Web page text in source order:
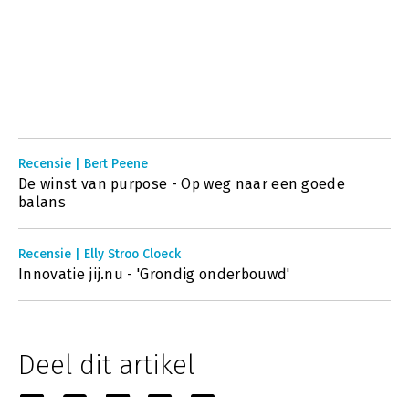
Recensie | Bert Peene
De winst van purpose - Op weg naar een goede
balans
Recensie | Elly Stroo Cloeck
Innovatie jij.nu - 'Grondig onderbouwd'
Deel dit artikel